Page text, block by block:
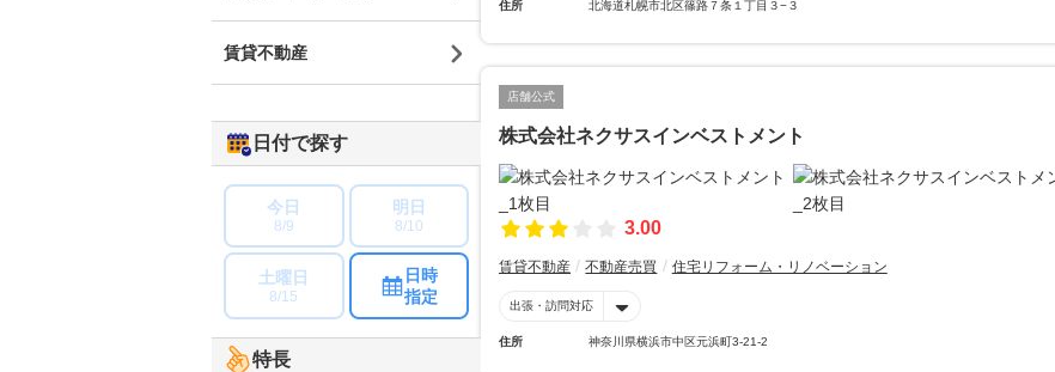
住所 北海道札幌市北区篠路７条１丁目３−３
店舗公式
株式会社ネクサスインベストメント
3.00
賃貸不動産 不動産売買 住宅リフォーム・リノベーション
出張・訪問対応
住所 神奈川県横浜市中区元浜町3-21-2
賃貸不動産
日付で探す
今日
8/9
明日
8/10
土曜日
8/15
日時
指定
特長